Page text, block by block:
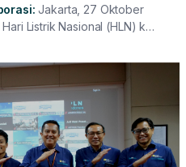
Jakarta, 27 Oktober
Listrik Nasional (HLN) ke-
Morning Spesial HLN ke-
manajemen, dan insan
Acara ini menjadi momen
peran penting
menghadirkan energi yang
negeri.